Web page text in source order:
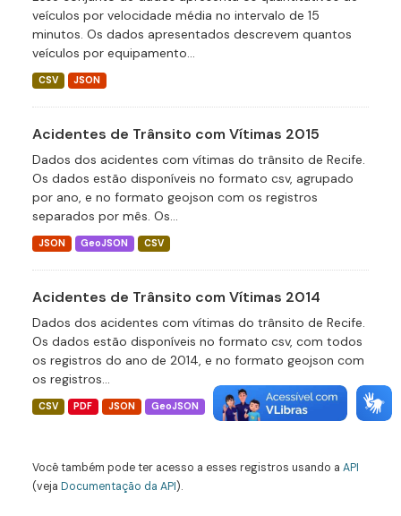
veículos por velocidade média no intervalo de 15
minutos. Os dados apresentados descrevem quantos
veículos por equipamento...
CSV JSON
Acidentes de Trânsito com Vítimas 2015
Dados dos acidentes com vítimas do trânsito de Recife.
Os dados estão disponíveis no formato csv, agrupado
por ano, e no formato geojson com os registros
separados por mês. Os...
JSON GeoJSON CSV
Acidentes de Trânsito com Vítimas 2014
Dados dos acidentes com vítimas do trânsito de Recife.
Os dados estão disponíveis no formato csv, com todos
os registros do ano de 2014, e no formato geojson com
os registros...
CSV PDF JSON GeoJSON
Você também pode ter acesso a esses registros usando a API
(veja Documentação da API).